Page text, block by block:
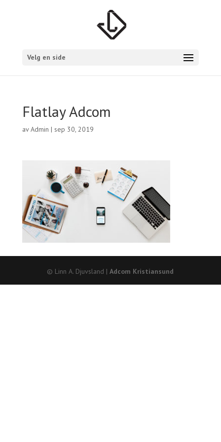
Velg en side
Flatlay Adcom
avAdmin | sep 30, 2019
© Linn A. Djuvsland |Adcom Kristiansund